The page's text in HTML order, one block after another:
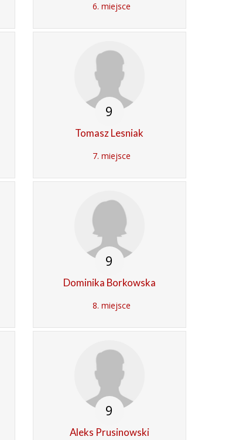
6. miejsce
9
Tomasz Lesniak
7. miejsce
9
Dominika Borkowska
8. miejsce
9
Aleks Prusinowski